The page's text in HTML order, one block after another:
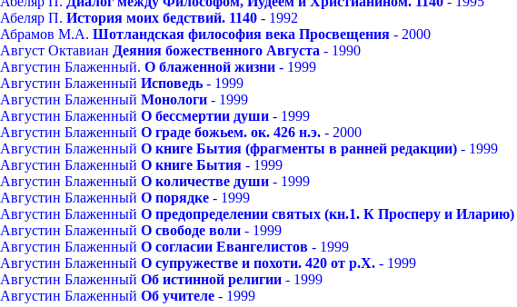
Абеляр П. История моих бедствий. 1140 - 1992
Абрамов М.А. Шотландская философия века Просвещения - 2000
Август Октавиан Деяния божественного Августа - 1990
Августин Блаженный. О блаженной жизни - 1999
Августин Блаженный Исповедь - 1999
Августин Блаженный Монологи - 1999
Августин Блаженный О бессмертии души - 1999
Августин Блаженный О граде божьем. ок. 426 н.э. - 2000
Августин Блаженный О книге Бытия (фрагменты в ранней редакции) - 1999
Августин Блаженный О книге Бытия - 1999
Августин Блаженный О количестве души - 1999
Августин Блаженный О порядке - 1999
Августин Блаженный О предопределении святых (кн.1. К Просперу и Иларию)
Августин Блаженный О свободе воли - 1999
Августин Блаженный О согласии Евангелистов - 1999
Августин Блаженный О супружестве и похоти. 420 от р.Х. - 1999
Августин Блаженный Об истинной религии - 1999
Августин Блаженный Об учителе - 1999